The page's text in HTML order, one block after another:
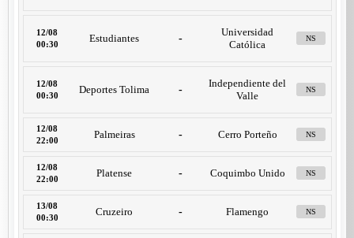
12/08
00:30
Estudiantes -
Universidad
Católica
NS
12/08
00:30
Deportes Tolima -
Independiente del
Valle
NS
12/08
22:00
Palmeiras - Cerro Porteño NS
12/08
22:00
Platense - Coquimbo Unido NS
13/08
00:30
Cruzeiro - Flamengo NS